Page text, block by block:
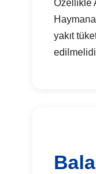
Özellikle
yakıt